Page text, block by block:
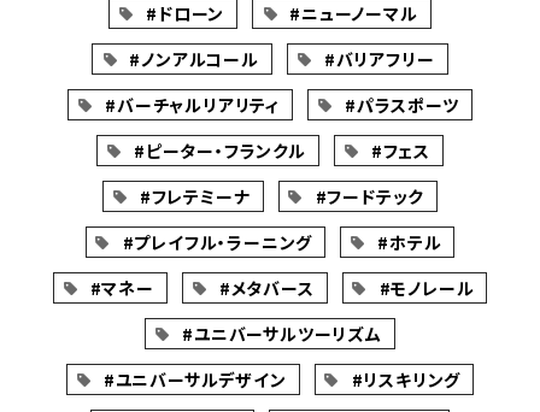
#ドローン
#ニューノーマル
#ノンアルコール
#バリアフリー
#バーチャルリアリティ
#パラスポーツ
#ピーター・フランクル
#フェス
#フレテミーナ
#フードテック
#プレイフル・ラーニング
#ホテル
#マネー
#メタバース
#モノレール
#ユニバーサルツーリズム
#ユニバーサルデザイン
#リスキリング